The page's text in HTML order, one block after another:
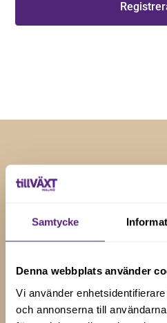
Samtycke
Denna webbplats använder
Vi använder
och annonserna till
RELATERADE NYHETER
företagstillväxt
och uppdateringar genom att
nyhetsbrev.